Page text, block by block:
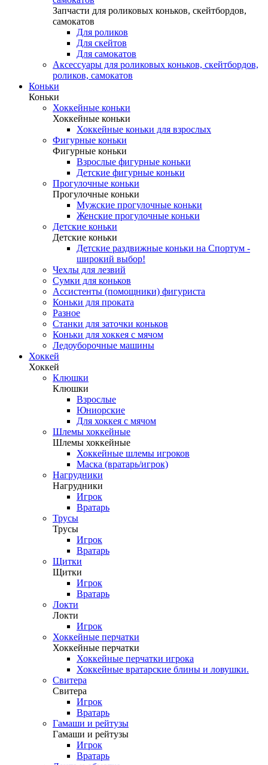
Запчасти для роликовых коньков, скейтбордов,
самокатов
Для роликов
Для скейтов
Для самокатов
Аксессуары для роликовых коньков, скейтбордов,
роликов, самокатов
Коньки
Коньки
Хоккейные коньки
Хоккейные коньки
Хоккейные коньки для взрослых
Фигурные коньки
Фигурные коньки
Взрослые фигурные коньки
Детские фигурные коньки
Прогулочные коньки
Прогулочные коньки
Мужские прогулочные коньки
Женские прогулочные коньки
Детские коньки
Детские коньки
Детские раздвижные коньки на Спортум -
широкий выбор!
Чехлы для лезвий
Сумки для коньков
Ассистенты (помощники) фигуриста
Коньки для проката
Разное
Станки для заточки коньков
Коньки для хоккея с мячом
Ледоуборочные машины
Хоккей
Хоккей
Клюшки
Клюшки
Взрослые
Юниорские
Для хоккея с мячом
Шлемы хоккейные
Шлемы хоккейные
Хоккейные шлемы игроков
Маска (вратарь/игрок)
Нагрудники
Нагрудники
Игрок
Вратарь
Трусы
Трусы
Игрок
Вратарь
Щитки
Щитки
Игрок
Вратарь
Локти
Локти
Игрок
Хоккейные перчатки
Хоккейные перчатки
Хоккейные перчатки игрока
Хоккейные вратарские блины и ловушки.
Свитера
Свитера
Игрок
Вратарь
Гамаши и рейтузы
Гамаши и рейтузы
Игрок
Вратарь